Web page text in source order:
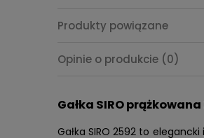
Cena
Produkty powiązane
Opinie o produkcie (0)
Gałka SIRO
Gałka SIRO 2592 to